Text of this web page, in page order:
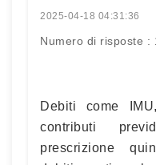
2025-04-18 04:31:36
Numero di risposte :
Debiti come
contributi
prescrizione